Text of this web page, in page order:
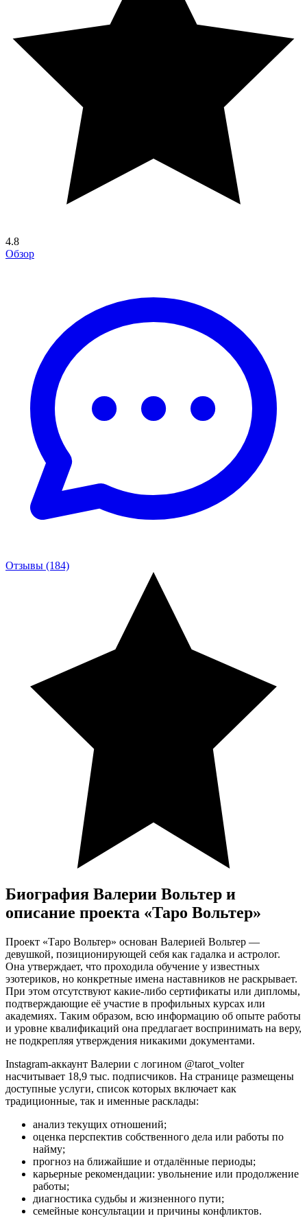
4.8
Обзор
Отзывы (184)
Биография Валерии Вольтер и
описание проекта «Таро Вольтер»
Проект «Таро Вольтер» основан Валерией Вольтер —
девушкой, позиционирующей себя как гадалка и астролог.
Она утверждает, что проходила обучение у известных
эзотериков, но конкретные имена наставников не раскрывает.
При этом отсутствуют какие-либо сертификаты или дипломы,
подтверждающие её участие в профильных курсах или
академиях. Таким образом, всю информацию об опыте работы
и уровне квалификаций она предлагает воспринимать на веру,
не подкрепляя утверждения никакими документами.
Instagram-аккаунт Валерии с логином @tarot_volter
насчитывает 18,9 тыс. подписчиков. На странице размещены
доступные услуги, список которых включает как
традиционные, так и именные расклады:
анализ текущих отношений;
оценка перспектив собственного дела или работы по
найму;
прогноз на ближайшие и отдалённые периоды;
карьерные рекомендации: увольнение или продолжение
работы;
диагностика судьбы и жизненного пути;
семейные консультации и причины конфликтов.